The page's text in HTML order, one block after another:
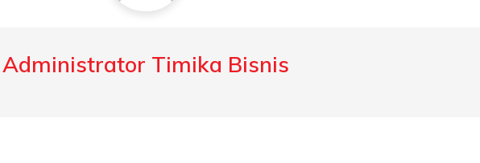
Administrator Timika Bisnis